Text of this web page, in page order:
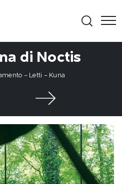
di Noctis
- Letti - Kuna